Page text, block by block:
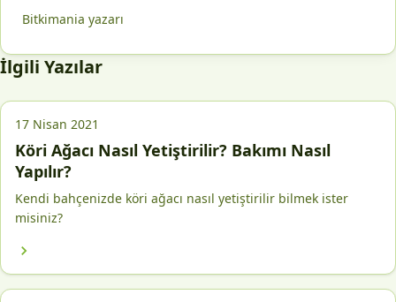
Bitkimania yazarı
İlgili Yazılar
17 Nisan 2021
Köri Ağacı Nasıl Yetiştirilir? Bakımı Nasıl
Yapılır?
Kendi bahçenizde köri ağacı nasıl yetiştirilir bilmek ister
misiniz?